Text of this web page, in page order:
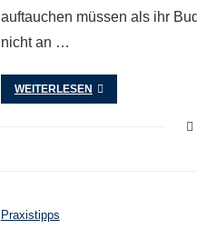
auftauchen müssen als ihr
nicht an …
WEITERLESEN
Praxistipps